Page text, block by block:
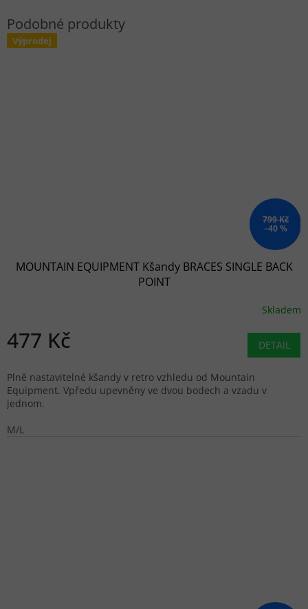
Výprodej
799 Kč
–40 %
MOUNTAIN EQUIPMENT Kšandy BRACES SINGLE BACK
POINT
Skladem
477 Kč DETAIL
Plně nastavitelné kšandy v retro vzhledu od Mountain
Equipment. Vpředu upevněny ve dvou bodech a vzadu v
jednom.
M/L